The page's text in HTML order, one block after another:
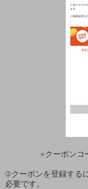
※クーポン
③クーポンを登録する
必要です。